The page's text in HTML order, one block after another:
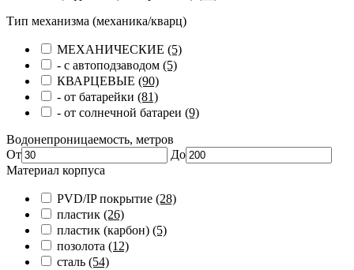
Тип механизма (механика/кварц)
МЕХАНИЧЕСКИЕ (5)
- с автоподзаводом (5)
КВАРЦЕВЫЕ (90)
- от батарейки (81)
- от солнечной батареи (9)
Водонепроницаемость, метров
От
До
Материал корпуса
PVD/IP покрытие (28)
пластик (26)
пластик (карбон) (5)
позолота (12)
сталь (54)